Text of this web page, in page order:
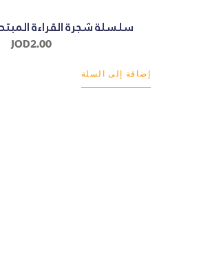
سلسلة شجرة القراءة
JOD2.00
إضافة إلى السلة